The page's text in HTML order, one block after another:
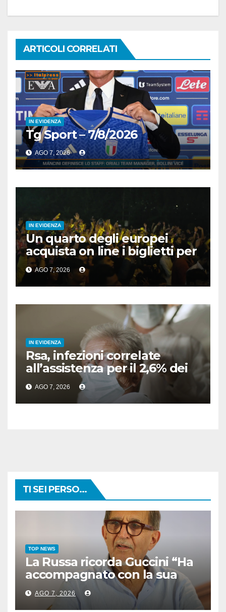
ARTICOLI CORRELATI
IN EVIDENZA
Tg Sport – 7/8/2026
AGO 7, 2026
IN EVIDENZA
Un quarto degli europei
acquista on line i biglietti per
gli spettacoli
AGO 7, 2026
IN EVIDENZA
Rsa, infezioni correlate
all’assistenza per il 2,6% dei
residenti
AGO 7, 2026
TI SEI PERSO...
TOP NEWS
La Russa ricorda Guccini “Ha
accompagnato con la sua
musica intere generazioni”
AGO 7, 2026